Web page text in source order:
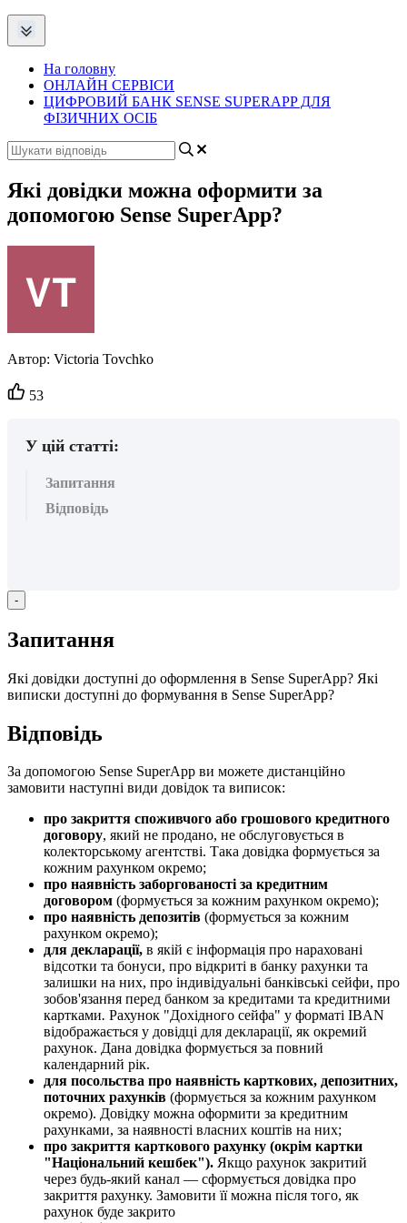
На головну
ОНЛАЙН СЕРВІСИ
ЦИФРОВИЙ БАНК SENSE SUPERAPP ДЛЯ
ФІЗИЧНИХ ОСІБ
Які довідки можна оформити за
допомогою Sense SuperApp?
Автор: Victoria Tovchko
Кількість
вподобайок:
53
У цій статті:
Запитання
Відповідь
-
Запитання
Які довідки доступні до оформлення в Sense SuperApp? Які
виписки доступні до формування в Sense SuperApp?
Відповідь
За допомогою Sense SuperApp ви можете дистанційно
замовити наступні види довідок та виписок:
про закриття споживчого або грошового кредитного
договору, який не продано, не обслуговується в
колекторському агентстві. Така довідка формується за
кожним рахунком окремо;
про наявність заборгованості за кредитним
договором (формується за кожним рахунком окремо);
про наявність депозитів (формується за кожним
рахунком окремо);
для декларації, в якій є інформація про нараховані
відсотки та бонуси, про відкриті в банку рахунки та
залишки на них, про індивідуальні банківські сейфи, про
зобов'язання перед банком за кредитами та кредитними
картками. Рахунок "Дохідного сейфа" у форматі IBAN
відображається у довідці для декларації, як окремий
рахунок. Дана довідка формується за повний
календарний рік.
для посольства про наявність карткових, депозитних,
поточних рахунків (формується за кожним рахунком
окремо). Довідку можна оформити за кредитним
рахунками, за наявності власних коштів на них;
про закриття карткового рахунку (окрім картки
"Національний кешбек"). Якщо рахунок закритий
через будь-який канал — сформується довідка про
закриття рахунку. Замовити її можна після того, як
рахунок буде закрито